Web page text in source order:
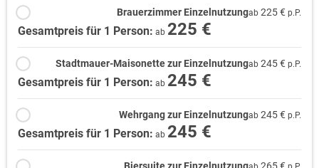
Brauerzimmer Einzelnutzungab 225 € p.P.
Gesamtpreis für 1 Person: ab 225 €
Stadtmauer-Maisonette zur Einzelnutzungab 245 € p.P.
Gesamtpreis für 1 Person: ab 245 €
Wehrgang zur Einzelnutzungab 245 € p.P.
Gesamtpreis für 1 Person: ab 245 €